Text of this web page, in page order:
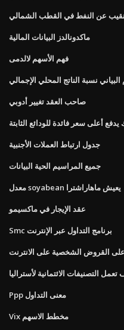
عن النفط في القطب الشمالي
ماكدونالدز البيانات المالية
فهم الأسهم لالدمى
نسبة الناتج المحلي الإجمالي
صاحب العقد تغيير أدوبي
يدفع أعلى سعر فائدة للودائع الثابتة
جدول ارتباط العملات الأجنبية
جميع المراسيم الحية البيانات
معدل soyabean يعيش ماهاراشترا
عقد الإيجار في ماكسيمو
Smc برنامج التداول عبر الإنترنت
القروض الشخصية على الانترنت
تعمل التصنيفات الائتمانية لأستراليا
Ppp معنى التداول
Vix مخطط الاسهم